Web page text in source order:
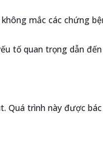
mắc các chứng
tố quan trọng dẫn
Quá trình này được